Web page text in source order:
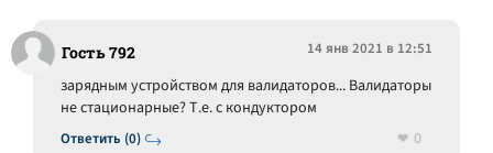
Гость 792 14 янв 2021 в 12:51
Ответить (0)
зарядным устройством для валидаторов... Валидаторы
не стационарные? Т.е. с кондуктором
0